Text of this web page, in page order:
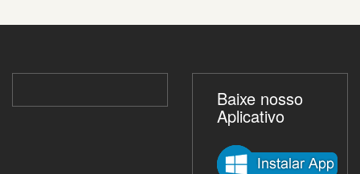
Baixe nosso
Aplicativo